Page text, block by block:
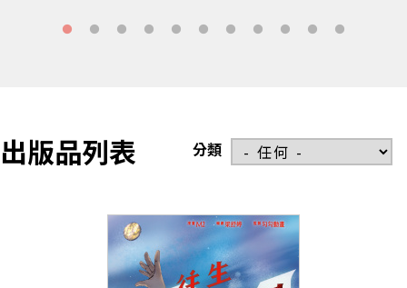
出版品列表 分類